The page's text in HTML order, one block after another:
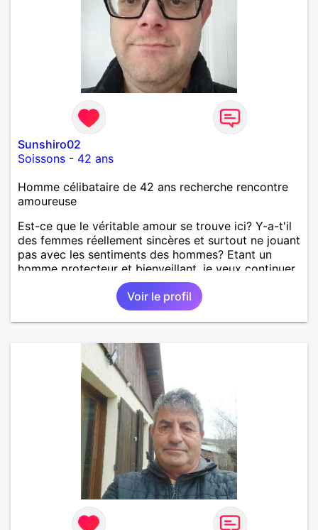
Sunshiro02
Soissons - 42 ans
Homme célibataire de 42 ans recherche rencontre
amoureuse
Est-ce que le véritable amour se trouve ici? Y-a-t'il
des femmes réellement sincères et surtout ne jouant
pas avec les sentiments des hommes? Etant un
homme protecteur et bienveillant, je veux continuer
d'y croire et pouvoir enfin former la petite famille
que je désir temps. Faux profil, profiteuse et autres
joyeuseté passer votre chemin, vous ne
m'intéressez pas du tout!
Voir le profil